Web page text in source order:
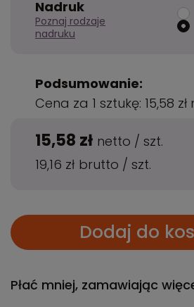
Nadruk
Poznaj rodzaje
nadruku
Podsumowanie:
Cena za 1 sztukę: 15,58 zł
15,58 zł netto / szt.
19,16 zł brutto / szt.
Dodaj do
Płać mniej, zamawiając